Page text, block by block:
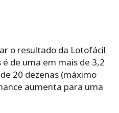
o resultado da Lotofácil
de uma em mais de 3,2
20 dezenas (máximo
aumenta para uma